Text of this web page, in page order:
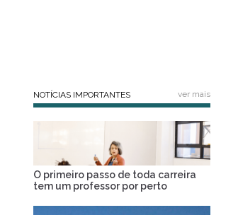
NOTÍCIAS IMPORTANTES ver mais
O primeiro passo de toda carreira
tem um professor por perto